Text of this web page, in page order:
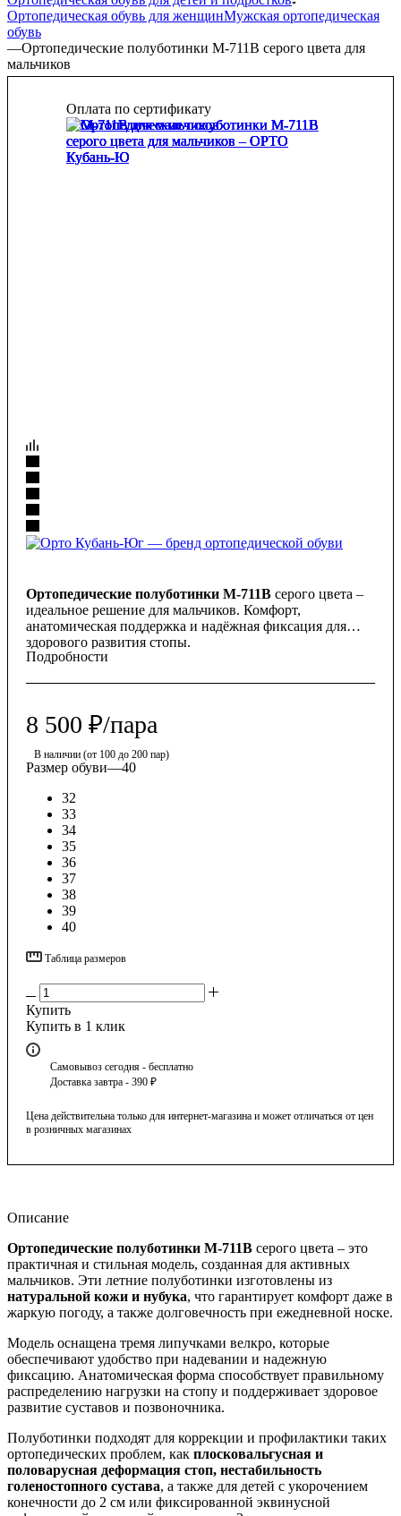
Ортопедическая обувь для женщинМужская ортопедическая
обувь
—Ортопедические полуботинки М-711В серого цвета для
мальчиков
Оплата по сертификату
Ортопедические полуботинки М-711В серого цвета –
идеальное решение для мальчиков. Комфорт,
анатомическая поддержка и надёжная фиксация для
здорового развития стопы.
Подробности
8 500 ₽/пара
В наличии (от 100 до 200 пар)
Размер обуви—40
32
33
34
35
36
37
38
39
40
Таблица размеров
Купить
Купить в 1 клик
Самовывоз сегодня - бесплатно
Доставка завтра - 390 ₽
Цена действительна только для интернет-магазина и может отличаться от цен
в розничных магазинах
Описание
Ортопедические полуботинки М-711В серого цвета – это
практичная и стильная модель, созданная для активных
мальчиков. Эти летние полуботинки изготовлены из
натуральной кожи и нубука, что гарантирует комфорт даже в
жаркую погоду, а также долговечность при ежедневной носке.
Модель оснащена тремя липучками велкро, которые
обеспечивают удобство при надевании и надежную
фиксацию. Анатомическая форма способствует правильному
распределению нагрузки на стопу и поддерживает здоровое
развитие суставов и позвоночника.
Полуботинки подходят для коррекции и профилактики таких
ортопедических проблем, как плосковальгусная и
половарусная деформация стоп, нестабильность
голеностопного сустава, а также для детей с укорочением
конечности до 2 см или фиксированной эквинусной